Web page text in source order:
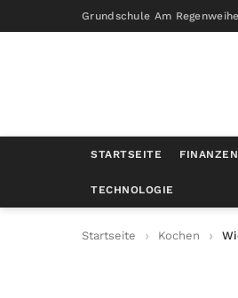
Grundschule Am
STARTSEITE
TECHNOLOGIE
Startseite Kochen